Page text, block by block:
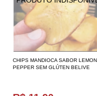
CHIPS MANDIOCA SABOR LEMON
PEPPER SEM GLÚTEN BELIVE